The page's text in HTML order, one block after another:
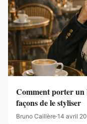
Comment porter un
façons de le styliser
Bruno Caillère·14 avril